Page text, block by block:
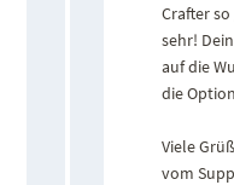
Crafter
sehr!
auf die
die
Viele
vom